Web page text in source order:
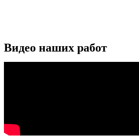
Видео наших работ